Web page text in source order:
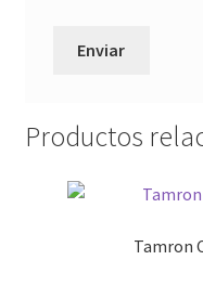
Productos
Tamron